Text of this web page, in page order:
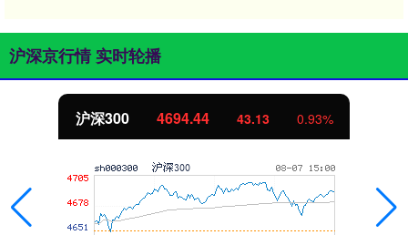
沪深京行情 实时轮播
沪深300 4694.44 43.13 0.93%